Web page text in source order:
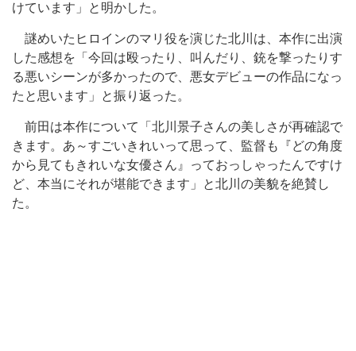
けています」と明かした。
謎めいたヒロインのマリ役を演じた北川は、本作に出演
した感想を「今回は殴ったり、叫んだり、銃を撃ったりす
る悪いシーンが多かったので、悪女デビューの作品になっ
たと思います」と振り返った。
前田は本作について「北川景子さんの美しさが再確認で
きます。あ～すごいきれいって思って、監督も『どの角度
から見てもきれいな女優さん』っておっしゃったんですけ
ど、本当にそれが堪能できます」と北川の美貌を絶賛し
た。